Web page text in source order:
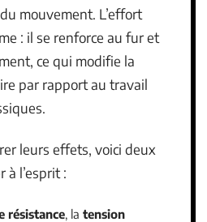
mouvement. L’effort
: il se renforce au fur et
ce qui modifie la
par rapport au travail
leurs effets, voici deux
à l’esprit :
résistance , la tension